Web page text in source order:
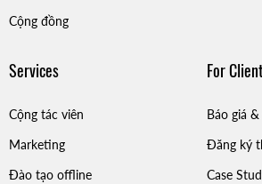
Cộng đồng
Services
Cộng tác viên
Marketing
Đào tạo offline
For Client
Báo giá
Đăng ký
Case